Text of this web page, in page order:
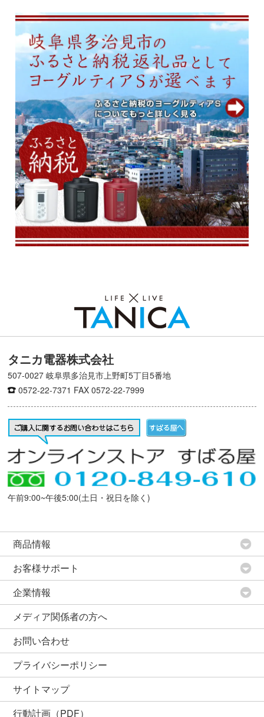
タニカ電器株式会社
507-0027 岐阜県多治見市上野町5丁目5番地
0572-22-7371 FAX 0572-22-7999
午前9:00~午後5:00(土日・祝日を除く)
商品情報
お客様サポート
企業情報
メディア関係者の方へ
お問い合わせ
プライバシーポリシー
サイトマップ
行動計画（PDF）